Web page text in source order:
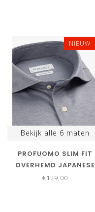
NIEUW
Bekijk alle 6 maten
PROFUOMO SLIM FIT
OVERHEMD JAPANESE
KNITTED DENIM BLUE
€129,00